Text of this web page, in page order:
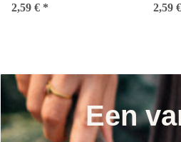
2,59 € * 2,59 €
Een